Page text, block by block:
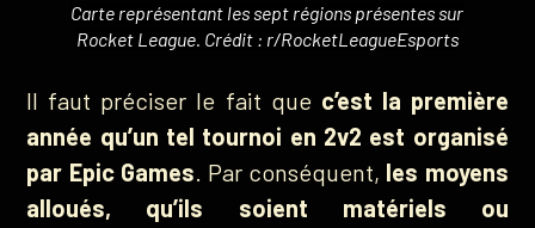
Carte représentant les sept régions présentes sur
Rocket League. Crédit : r/RocketLeagueEsports
Il faut préciser le fait que c’est la première
année qu’un tel tournoi en 2v2 est organisé
par Epic Games. Par conséquent, les moyens
alloués, qu’ils soient matériels ou